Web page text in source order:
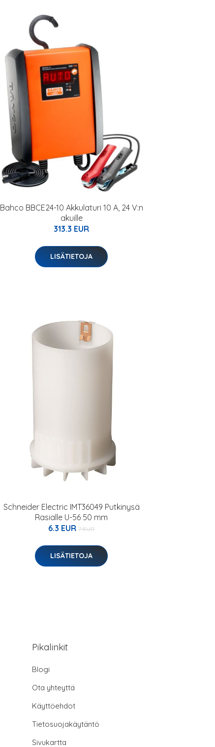
Bahco BBCE24-10 Akkulaturi 10 A, 24 V:n
akuille
313.3 EUR
LISÄTIETOJA
Schneider Electric IMT36049 Putkinysä
Rasialle U-56 50 mm
6.3 EUR 7 EUR
LISÄTIETOJA
Pikalinkit
Blogi
Ota yhteyttä
Käyttöehdot
Tietosuojakäytäntö
Sivukartta